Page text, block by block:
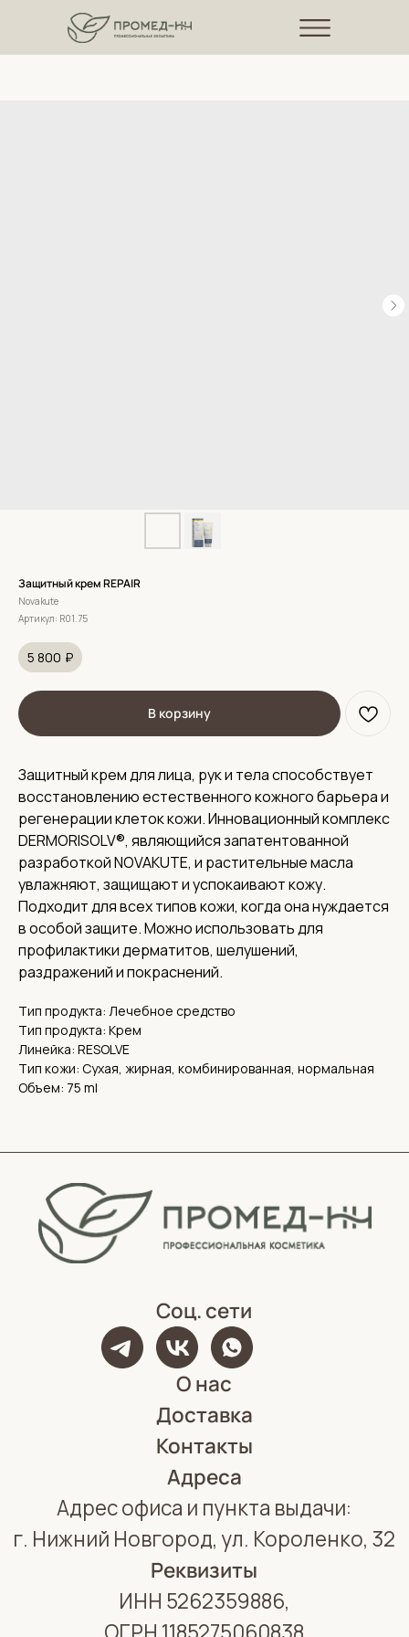
Защитный крем REPAIR
Novakute
Артикул: R01.75
5 800 ₽
В корзину
Защитный крем для лица, рук и тела способствует
восстановлению естественного кожного барьера и
регенерации клеток кожи. Инновационный комплекс
DERMORISOLV®, являющийся запатентованной
разработкой NOVAKUTE, и растительные масла
увлажняют, защищают и успокаивают кожу.
Подходит для всех типов кожи, когда она нуждается
в особой защите. Можно использовать для
профилактики дерматитов, шелушений,
раздражений и покраснений.
Тип продукта: Лечебное средство
Тип продукта: Крем
Линейка: RESOLVE
Тип кожи: Сухая, жирная, комбинированная, нормальная
Объем: 75 ml
Соц. сети
Доставка
Контакты
Адреса
Адрес офиса и пункта выдачи:
г. Нижний Новгород, ул. Короленко, 32
КПП 526201001
Политика конфиденциальности
Обработка персональных данных